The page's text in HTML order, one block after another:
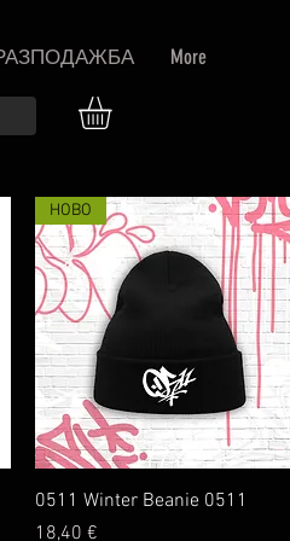
More
Бърз преглед
НОВО
0511 Winter Beanie 0511
Цена
18,40 €